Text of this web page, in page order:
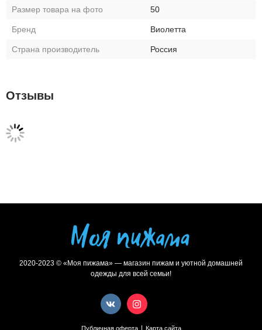
Размер товара на фото 50
Бренд Виолетта
Страна производитель Россия
Отзывы
2020-2023 © «Моя пижама» — магазин пижам и уютной домашней
одежды для всей семьи!
Публичная оферта | Карта сайта